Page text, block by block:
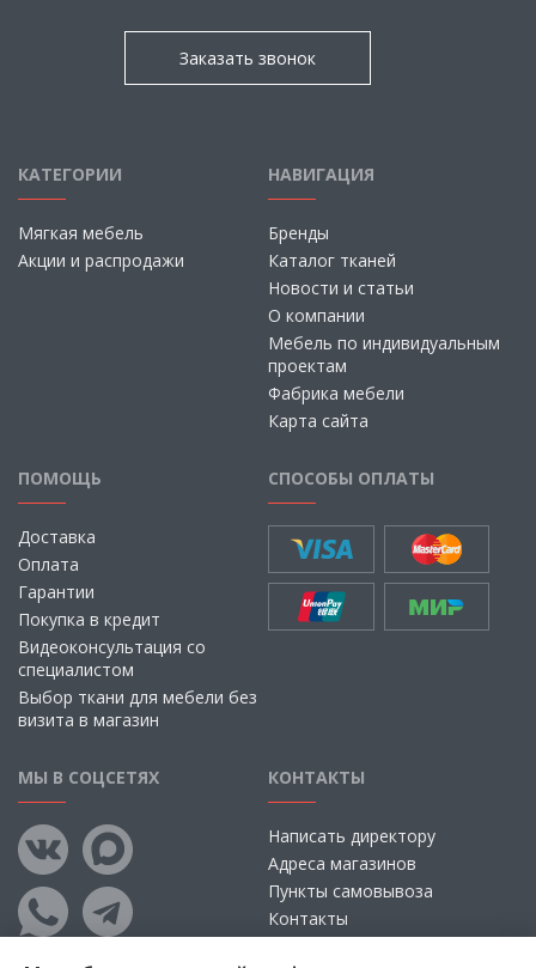
Заказать звонок
КАТЕГОРИИ
Мягкая мебель
Акции и распродажи
НАВИГАЦИЯ
Бренды
Каталог тканей
Новости и статьи
О компании
Мебель по индивидуальным
проектам
Фабрика мебели
Карта сайта
ПОМОЩЬ
Доставка
Оплата
Гарантии
Покупка в кредит
Видеоконсультация со
специалистом
Выбор ткани для мебели без
визита в магазин
СПОСОБЫ ОПЛАТЫ
МЫ В СОЦСЕТЯХ КОНТАКТЫ
Написать директору
Адреса магазинов
Пункты самовывоза
Контакты